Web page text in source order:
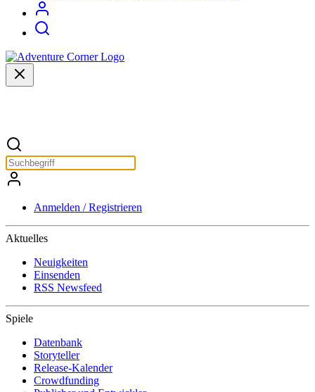
Anmelden / Registrieren
Aktuelles
Neuigkeiten
Einsenden
RSS Newsfeed
Spiele
Datenbank
Storyteller
Release-Kalender
Crowdfunding